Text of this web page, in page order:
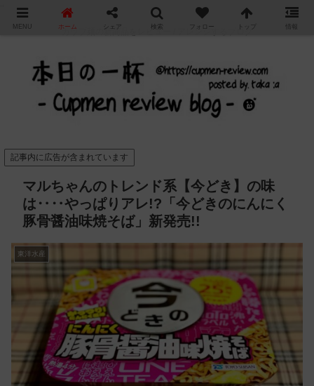
カップ麺の新商品をレビュー / アレンジするブログ
記事内に広告が含まれています
マルちゃんのトレンド系【今どき】の味
は‥‥やっぱりアレ!?「今どきのにんにく
豚骨醤油味焼そば」新発売!!
東洋水産
MENU ホーム シェア 検索 フォロー トップ 情報